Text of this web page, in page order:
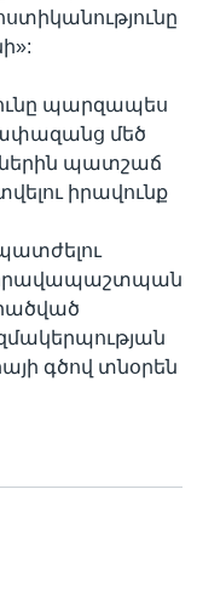
պարզապես
մեծ
պատշաճ
իրավունք
իրավապաշտպան
գծով տնօրեն